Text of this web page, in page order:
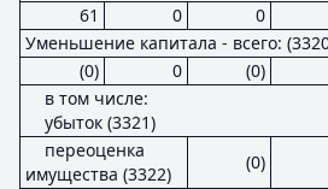
61
0 0
Уменьшение капитала - всего:
(0)
0 (0)
в том числе:
убыток (3321)
переоценка
имущества (3322)
(0)